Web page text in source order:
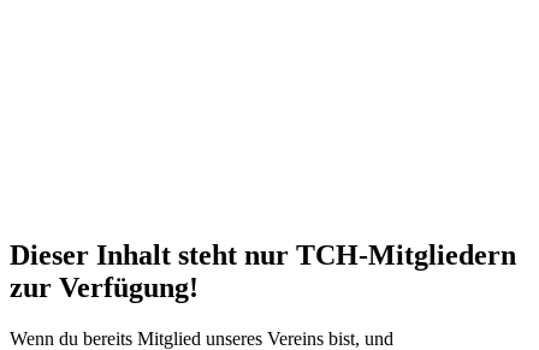
Dieser Inhalt steht nur TCH-Mitgliedern
zur Verfügung!
Wenn du bereits Mitglied unseres Vereins bist, und